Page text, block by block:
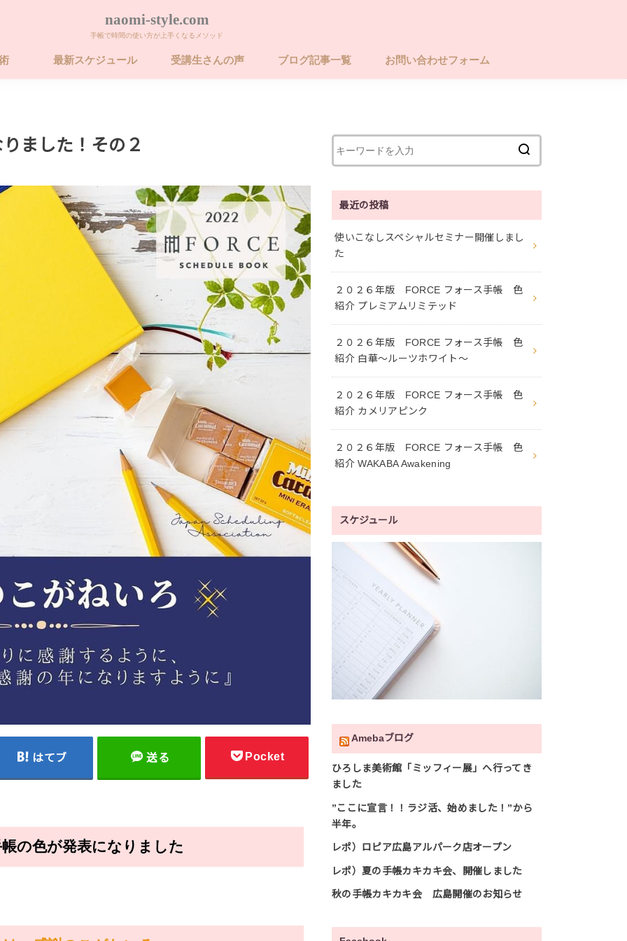
naomi-style.com
手帳で時間の使い方が上手くなるメソッド
術 最新スケジュール 受講生さんの声 ブログ記事一覧 お問い合わせフォーム
ました！その２
はてブ 送る Pocket
の色が発表になりました
最近の投稿
使いこなしスペシャルセミナー開催しまし
た
２０２６年版 FORCE フォース手帳 色
紹介 プレミアムリミテッド
２０２６年版 FORCE フォース手帳 色
紹介 白華〜ルーツホワイト〜
２０２６年版 FORCE フォース手帳 色
紹介 カメリアピンク
２０２６年版 FORCE フォース手帳 色
紹介 WAKABA Awakening
スケジュール
Amebaブログ
ひろしま美術館「ミッフィー展」へ行ってき
ました
”ここに宣言！！ラジ活、始めました！”から
半年。
レポ）ロピア広島アルパーク店オープン
レポ）夏の手帳カキカキ会、開催しました
秋の手帳カキカキ会 広島開催のお知らせ